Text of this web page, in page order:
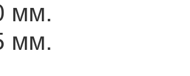
мм.
мм.